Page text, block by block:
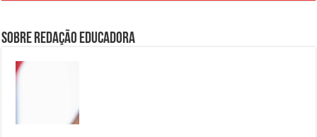
Sobre Redação Educadora